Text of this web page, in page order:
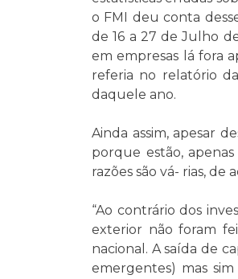
o FMI deu conta
de 16 a 27 de Julho
em empresas lá fora
referia no relatório
daquele ano.
Ainda assim, apesar
porque estão,
razões são vá- rias,
“Ao contrário dos
exterior não foram
nacional. A saída de
emergentes) mas